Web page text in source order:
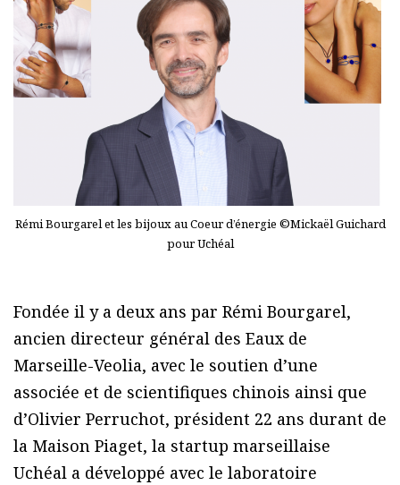
Rémi Bourgarel et les bijoux au Coeur d’énergie ©Mickaël Guichard
pour Uchéal
Fondée il y a deux ans par Rémi Bourgarel,
ancien directeur général des Eaux de
Marseille-Veolia, avec le soutien d’une
associée et de scientifiques chinois ainsi que
d’Olivier Perruchot, président 22 ans durant de
la Maison Piaget, la startup marseillaise
Uchéal a développé avec le laboratoire